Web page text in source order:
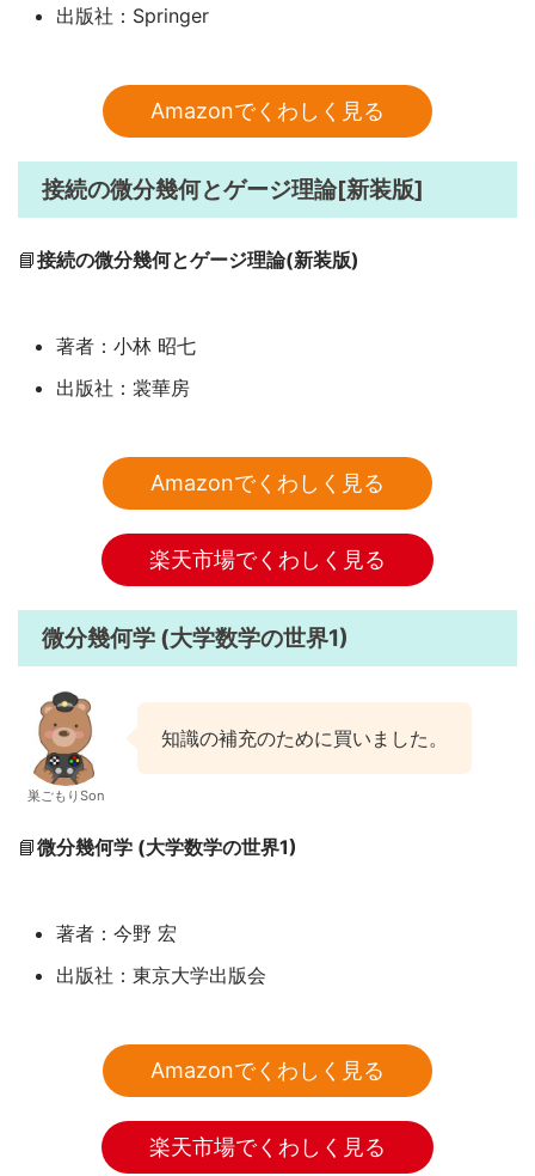
出版社：Springer
Amazonでくわしく見る
接続の微分幾何とゲージ理論[新装版]
📘接続の微分幾何とゲージ理論(新装版)
著者：小林 昭七
出版社：裳華房
Amazonでくわしく見る
楽天市場でくわしく見る
微分幾何学 (大学数学の世界1)
巣ごもりSon
知識の補充のために買いました。
📘微分幾何学 (大学数学の世界1)
著者：今野 宏
出版社：東京大学出版会
Amazonでくわしく見る
楽天市場でくわしく見る